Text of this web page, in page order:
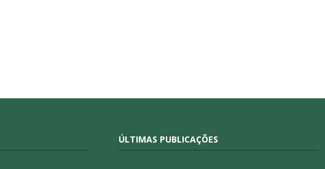
ÚLTIMAS PUBLICAÇÕES